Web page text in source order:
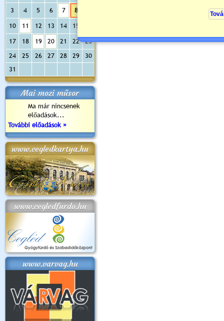
3
4 5 6 7 8
10 11 12 13 14 15
17 18 19 20 21 22
23
24
25 26 27 28 29
30
31
Mai mozi műsor
Ma már nincsenek
előadások...
További előadások »
www.cegledkartya.hu
www.cegledfurdo.hu
www.varvag.hu